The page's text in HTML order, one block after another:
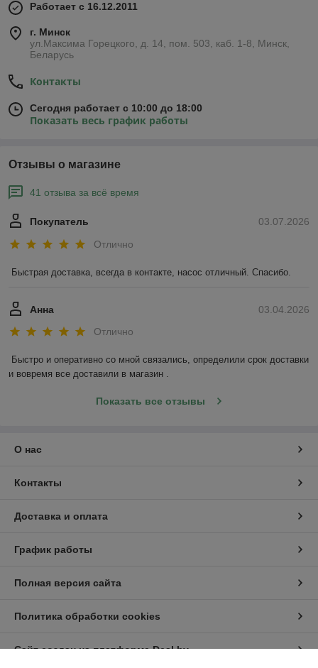
Работает с 16.12.2011
г. Минск
ул.Максима Горецкого, д. 14, пом. 503, каб. 1-8, Минск,
Беларусь
Контакты
Сегодня работает с 10:00 до 18:00
Показать весь график работы
Отзывы о магазине
41 отзыва за всё время
03.07.2026
Покупатель
Отлично
Быстрая доставка, всегда в контакте, насос отличный. Спасибо.
03.04.2026
Анна
Отлично
Быстро и оперативно со мной связались, определили срок доставки
и вовремя все доставили в магазин .
Показать все отзывы
О нас
Контакты
Доставка и оплата
График работы
Полная версия сайта
Политика обработки cookies
Сайт создан на платформе Deal.by